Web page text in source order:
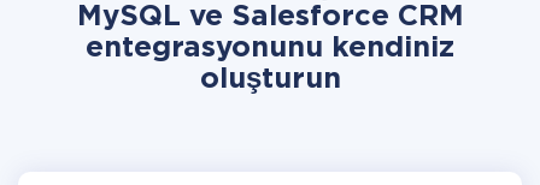
MySQL ve Salesforce CRM
entegrasyonunu kendiniz
oluşturun